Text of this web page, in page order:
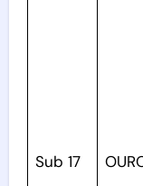
Sub 17